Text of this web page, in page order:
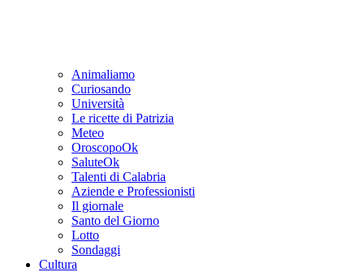
Animaliamo
Curiosando
Università
Le ricette di Patrizia
Meteo
OroscopoOk
SaluteOk
Talenti di Calabria
Aziende e Professionisti
Il giornale
Santo del Giorno
Lotto
Sondaggi
Cultura